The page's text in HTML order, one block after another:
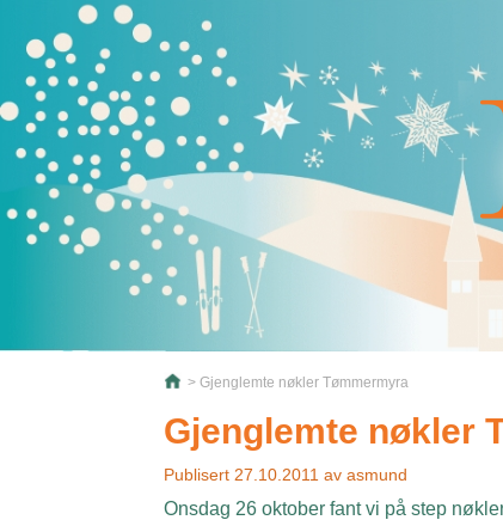
> Gjenglemte nøkler Tømmermyra
Gjenglemte nøkler
Publisert 27.10.2011 av asmund
Onsdag 26 oktober fant vi på step